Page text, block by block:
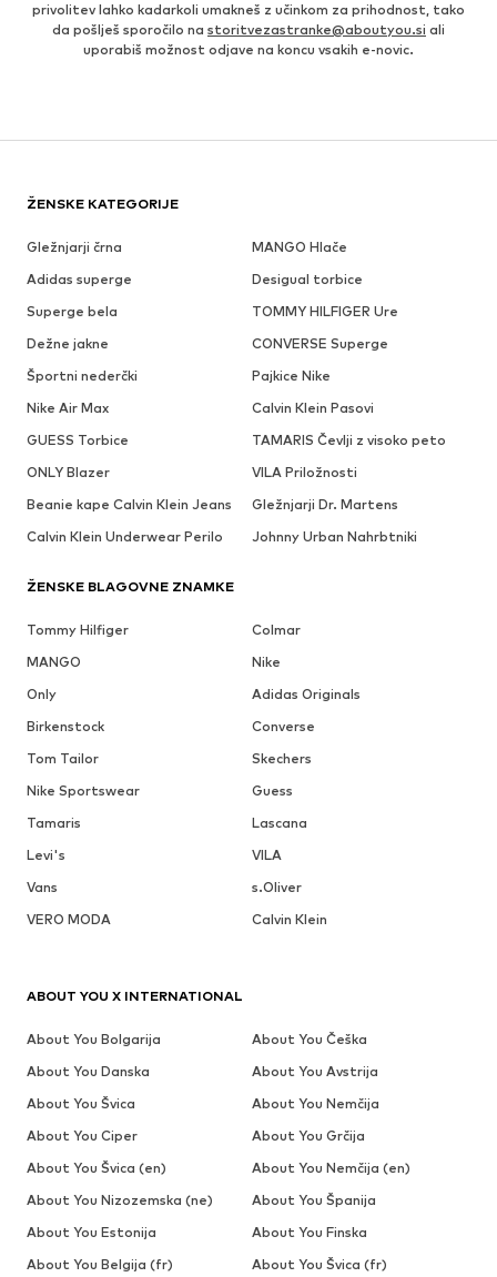
privolitev lahko kadarkoli umakneš z učinkom za prihodnost, tako
da pošlješ sporočilo na storitvezastranke@aboutyou.si ali
uporabiš možnost odjave na koncu vsakih e-novic.
ŽENSKE KATEGORIJE
Gležnjarji črna
MANGO Hlače
Adidas superge
Desigual torbice
Superge bela
TOMMY HILFIGER Ure
Dežne jakne
CONVERSE Superge
Športni nederčki
Pajkice Nike
Nike Air Max
Calvin Klein Pasovi
GUESS Torbice
TAMARIS Čevlji z visoko peto
ONLY Blazer
VILA Priložnosti
Beanie kape Calvin Klein Jeans
Gležnjarji Dr. Martens
Calvin Klein Underwear Perilo
Johnny Urban Nahrbtniki
ŽENSKE BLAGOVNE ZNAMKE
Tommy Hilfiger
Colmar
MANGO
Nike
Only
Adidas Originals
Birkenstock
Converse
Tom Tailor
Skechers
Nike Sportswear
Guess
Tamaris
Lascana
Levi's
VILA
Vans
s.Oliver
VERO MODA
Calvin Klein
ABOUT YOU X INTERNATIONAL
About You Bolgarija
About You Češka
About You Danska
About You Avstrija
About You Švica
About You Nemčija
About You Ciper
About You Grčija
About You Švica (en)
About You Nemčija (en)
About You Nizozemska (ne)
About You Španija
About You Estonija
About You Finska
About You Belgija (fr)
About You Švica (fr)